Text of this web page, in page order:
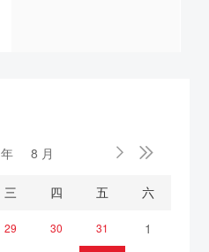
8 月  
三 四 五 六
29 30 31
1